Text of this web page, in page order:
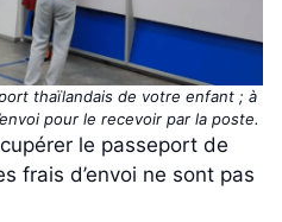
thaïlandais de votre enfant ; à
pour le recevoir par la poste.
le passeport de
frais d’envoi ne sont pas